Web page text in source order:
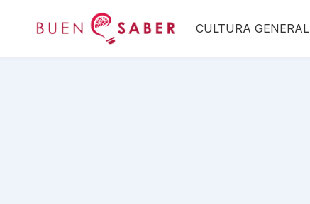
CULTURA GENERAL